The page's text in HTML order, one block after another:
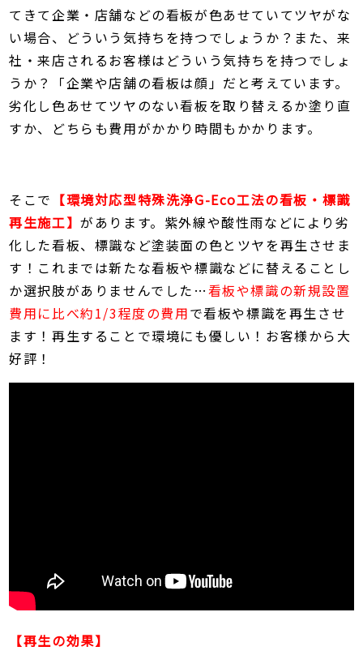
てきて企業・店舗などの看板が色あせていてツヤがな
い場合、どういう気持ちを持つでしょうか？また、来
社・来店されるお客様はどういう気持ちを持つでしょ
うか？「企業や店舗の看板は顔」だと考えています。
劣化し色あせてツヤのない看板を取り替えるか塗り直
すか、どちらも費用がかかり時間もかかります。
そこで 【環境対応型特殊洗浄G-Eco工法の看板・標識
再生施工】があります。紫外線や酸性雨などにより劣
化した看板、標識など塗装面の色とツヤを再生させま
す！これまでは新たな看板や標識などに替えることし
か選択肢がありませんでした…看板や標識の新規設置
費用に比べ約1/3程度の費用で看板や標識を再生させ
ます！再生することで環境にも優しい！お客様から大
好評！
【再生の効果】